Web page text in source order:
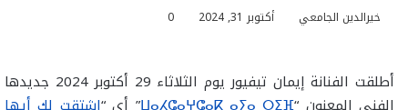
خيرالدين الجامعي أكتوبر 31, 2024 0
أطلقت الفنانة إيمان تيفيور يوم الثلاثاء 29 أكتوبر 2024 جديدها